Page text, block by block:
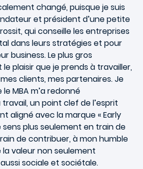
changé, puisque je suis
et président d’une petite
qui conseille les entreprises
dans leurs stratégies et pour
business. Le plus gros
plaisir que je prends à travailler,
clients, mes partenaires. Je
MBA m’a redonné
un point clef de l’esprit
aligné avec la marque « Early
sens plus seulement en train de
de contribuer, à mon humble
valeur non seulement
sociale et sociétale.